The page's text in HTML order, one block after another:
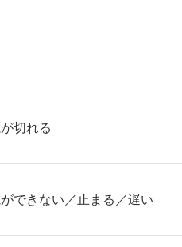
切れる
できない／止まる／遅い